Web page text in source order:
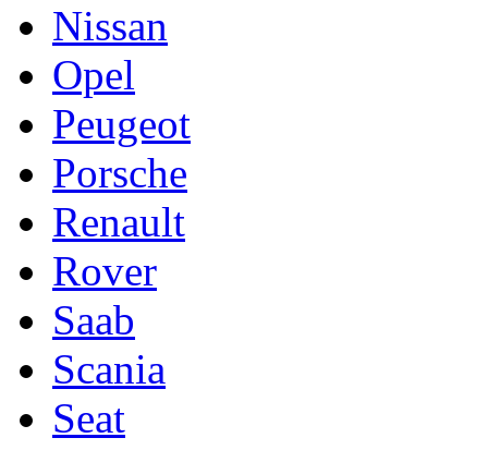
Nissan
Opel
Peugeot
Porsche
Renault
Rover
Saab
Scania
Seat